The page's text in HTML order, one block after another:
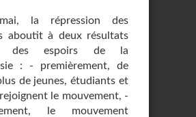
la répression des
aboutit à deux résultats
des espoirs de la
: - premièrement, de
de jeunes, étudiants et
le mouvement, -
le mouvement